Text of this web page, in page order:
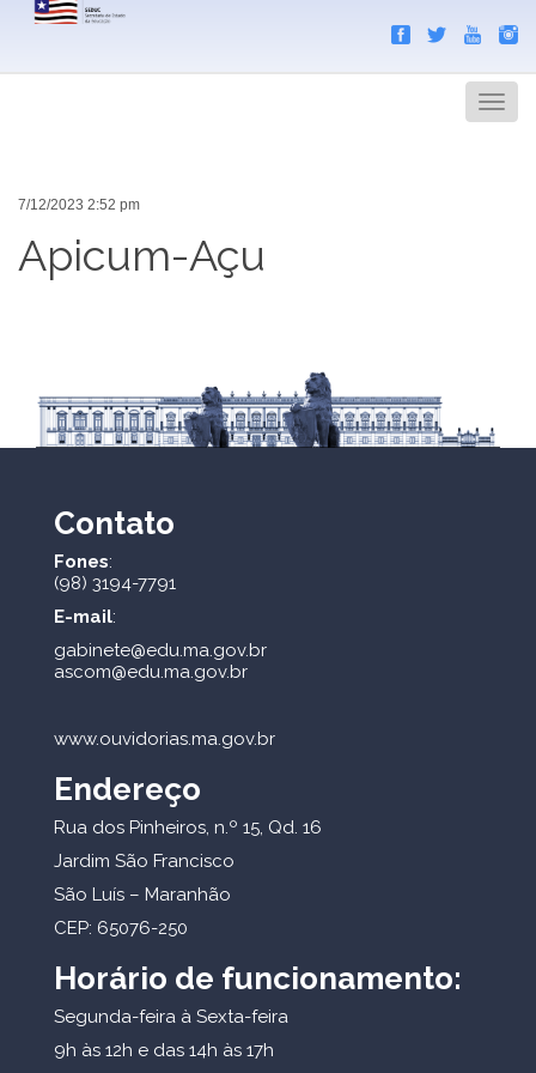
Menu
7/12/2023 2:52 pm
Apicum-Açu
Contato
Fones:
(98) 3194-7791
E-mail:
gabinete@edu.ma.gov.br
ascom@edu.ma.gov.br
www.ouvidorias.ma.gov.br
Endereço
Rua dos Pinheiros, n.º 15, Qd. 16
Jardim São Francisco
São Luís – Maranhão
CEP: 65076-250
Horário de funcionamento:
Segunda-feira à Sexta-feira
9h às 12h e das 14h às 17h